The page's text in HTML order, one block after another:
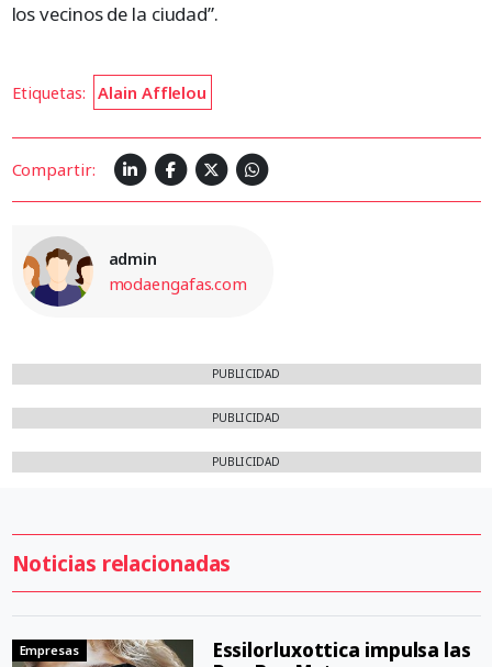
los vecinos de la ciudad”.
Etiquetas: Alain Afflelou
Compartir:
admin
modaengafas.com
PUBLICIDAD
PUBLICIDAD
PUBLICIDAD
Noticias relacionadas
Empresas
Essilorluxottica impulsa las